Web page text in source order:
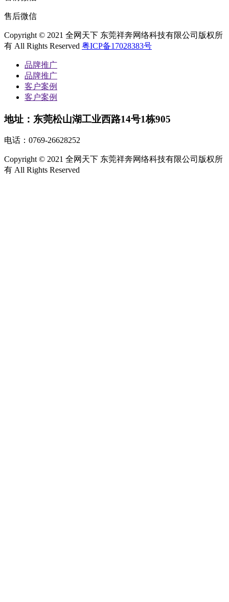
售后微信
Copyright © 2021 全网天下 东莞祥奔网络科技有限公司版权所
有 All Rights Reserved 粤ICP备17028383号
品牌推广
品牌推广
客户案例
客户案例
地址：东莞松山湖工业西路14号1栋905
电话： 0769-26628252
Copyright © 2021 全网天下 东莞祥奔网络科技有限公司版权所
有 All Rights Reserved